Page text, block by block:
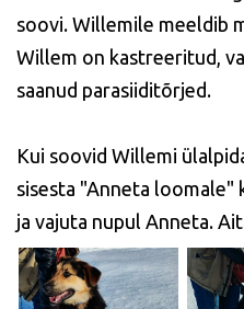
soovi. Willemile meeldib
Willem on kastreeritud,
saanud parasiiditõrjed.
Kui soovid Willemi
sisesta "Anneta loomale"
ja vajuta nupul Anneta.